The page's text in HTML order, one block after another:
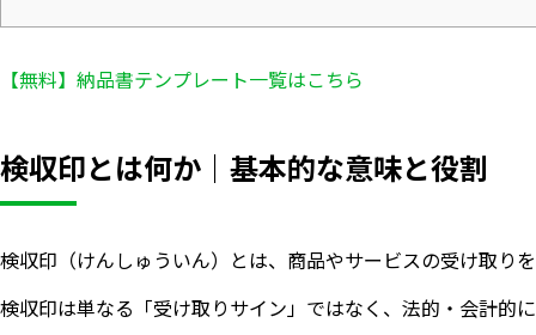
【無料】納品書テンプレート一覧はこちら
検収印とは何か｜基本的な意味と役割
検収印（けんしゅういん）とは、商品やサービスの受け取り
検収印は単なる「受け取りサイン」ではなく、法的・会計的